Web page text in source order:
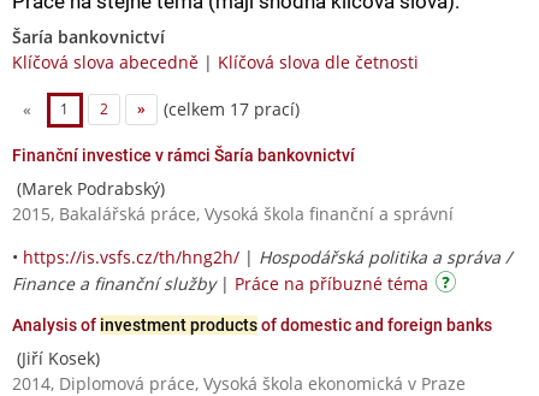
Šaría bankovnictví
Klíčová slova abecedně | Klíčová slova dle četnosti
« 1 2 » (celkem 17 prací)
Finanční investice v rámci Šaría bankovnictví
(Marek Podrabský)
2015, Bakalářská práce, Vysoká škola finanční a správní
• https://is.vsfs.cz/th/hng2h/ | Hospodářská politika a správa /
Finance a finanční služby| Práce na příbuzné téma
Analysis of investment productsof domestic and foreign banks
(Jiří Kosek)
2014, Diplomová práce, Vysoká škola ekonomická v Praze